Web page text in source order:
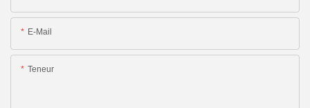
E-Mail
Teneur